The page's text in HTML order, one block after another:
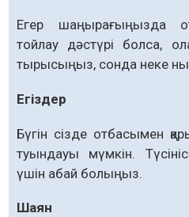
Егер шаңырағыңызда
тойлау дәстүрі болса,
тырысыңыз, сонда неке
Егіздер
Бүгін сізде отбасымен
туындауы мүмкін.
үшін абай болыңыз.
Шаян